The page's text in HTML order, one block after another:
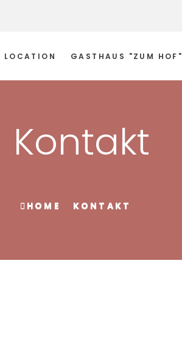
LOCATION GASTHAUS "ZUM HOF"
Kontakt
HOME KONTAKT